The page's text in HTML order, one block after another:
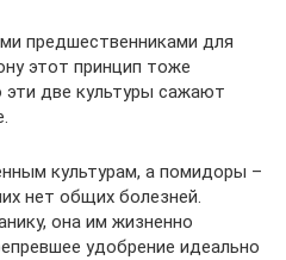
предшественниками для
этот принцип тоже
две культуры сажают
культурам, а помидоры –
нет общих болезней.
она им жизненно
удобрение идеально